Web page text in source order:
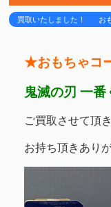
買取いたしました！ お
★おもちゃコ
鬼滅の刃 一番
ご買取させて頂
お持ち頂きあり